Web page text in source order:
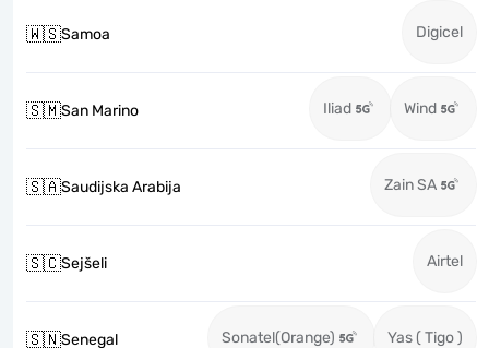
🇼🇸Samoa Digicel
🇸🇲San Marino Iliad Wind
🇸🇦Saudijska Arabija Zain SA
🇸🇨Sejšeli Airtel
🇸🇳Senegal Sonatel(Orange) Yas ( Tigo )